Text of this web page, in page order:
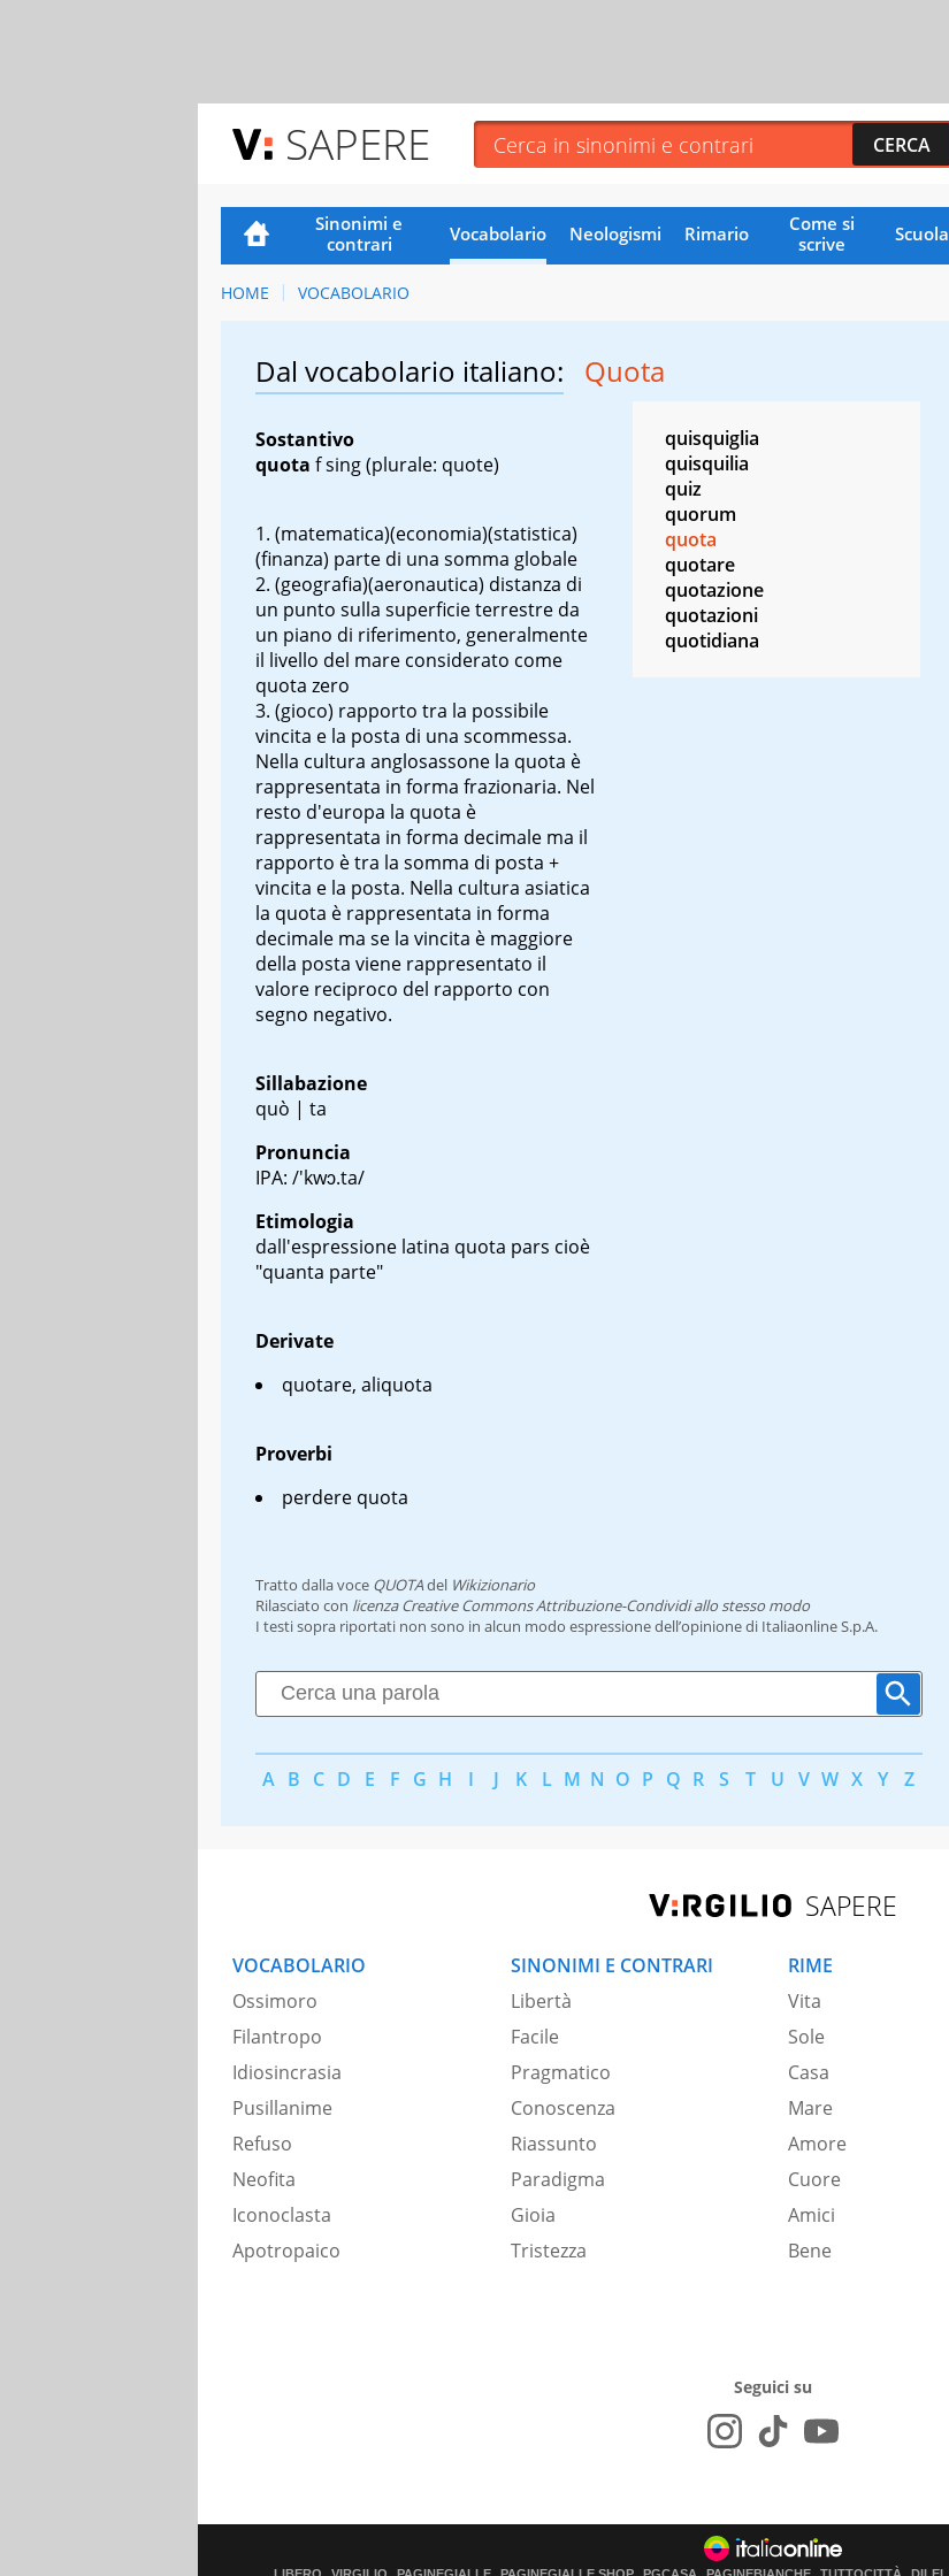
SAPERE
Sinonimi e
contrari
Vocabolario Neologismi Rimario
Come si
scrive
Scuola
HOME VOCABOLARIO
Dal vocabolario italiano: Quota
Sostantivo
quota f sing(plurale: quote)
(matematica)(economia)(statistica)
(finanza) parte di una somma globale
(geografia)(aeronautica) distanza di
un punto sulla superficie terrestre da
un piano di riferimento, generalmente
il livello del mare considerato come
quota zero
(gioco) rapporto tra la possibile
vincita e la posta di una scommessa.
Nella cultura anglosassone la quota è
rappresentata in forma frazionaria. Nel
resto d'europa la quota è
rappresentata in forma decimale ma il
rapporto è tra la somma di posta +
vincita e la posta. Nella cultura asiatica
la quota è rappresentata in forma
decimale ma se la vincita è maggiore
della posta viene rappresentato il
valore reciproco del rapporto con
segno negativo.
Sillabazione
quò | ta
Pronuncia
IPA: /'kwɔ.ta/
Etimologia
dall'espressione latina quota pars cioè
"quanta parte"
Derivate
quotare, aliquota
Proverbi
perdere quota
quisquiglia
quisquilia
quiz
quorum
quota
quotare
quotazione
quotazioni
quotidiana
Tratto dalla voce QUOTAdel Wikizionario
Rilasciato con licenza Creative Commons Attribuzione-Condividi allo stesso modo
I testi sopra riportati non sono in alcun modo espressione dell’opinione di Italiaonline S.p.A.
A B C D E F G H I J K L M N O P Q R S T U V W X Y Z
SAPERE
VOCABOLARIO
Ossimoro
Filantropo
Idiosincrasia
Pusillanime
Refuso
Neofita
Iconoclasta
Apotropaico
SINONIMI E CONTRARI
Libertà
Facile
Pragmatico
Conoscenza
Riassunto
Paradigma
Gioia
Tristezza
RIME
Vita
Sole
Casa
Mare
Amore
Cuore
Amici
Bene
Seguici su
LIBERO VIRGILIO PAGINEGIALLE PAGINEGIALLE SHOP PGCASA PAGINEBIANCHE TUTTOCITTÀ DILEI